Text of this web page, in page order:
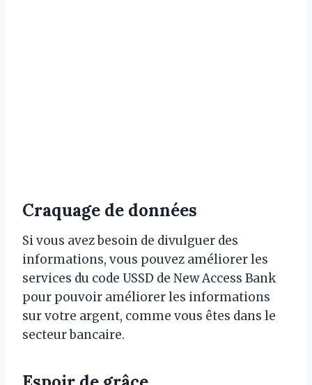
Craquage de données
Si vous avez besoin de divulguer des
informations, vous pouvez améliorer les
services du code USSD de New Access Bank
pour pouvoir améliorer les informations
sur votre argent, comme vous êtes dans le
secteur bancaire.